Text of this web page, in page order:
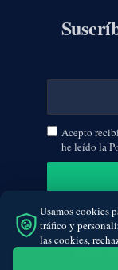
Acepto
he leído la
Usamos cookies
tráfico y
las cookies,